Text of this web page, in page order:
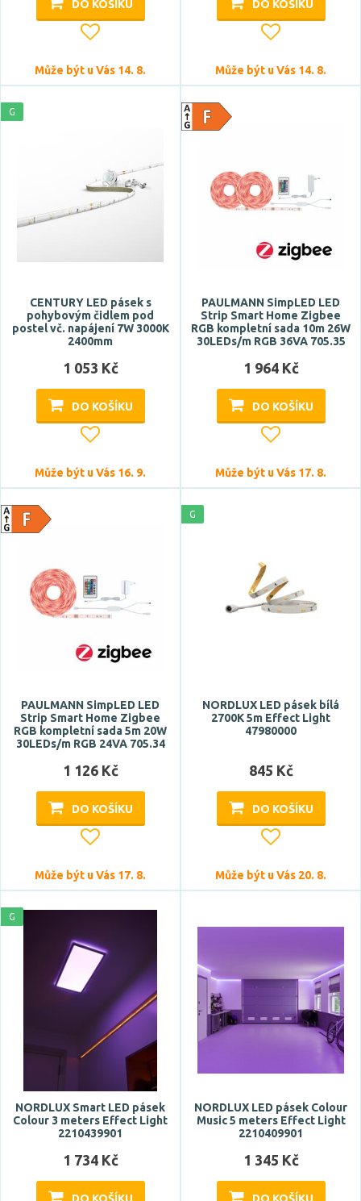
DO KOŠÍKU
Může být u Vás 14. 8.
DO KOŠÍKU
Může být u Vás 14. 8.
G
CENTURY LED pásek s
pohybovým čidlem pod
postel vč. napájení 7W 3000K
2400mm
1 053 Kč
DO KOŠÍKU
Může být u Vás 16. 9.
PAULMANN SimpLED LED
Strip Smart Home Zigbee
RGB kompletní sada 10m 26W
30LEDs/m RGB 36VA 705.35
1 964 Kč
DO KOŠÍKU
Může být u Vás 17. 8.
PAULMANN SimpLED LED
Strip Smart Home Zigbee
RGB kompletní sada 5m 20W
30LEDs/m RGB 24VA 705.34
1 126 Kč
DO KOŠÍKU
Může být u Vás 17. 8.
G
NORDLUX LED pásek bílá
2700K 5m Effect Light
47980000
845 Kč
DO KOŠÍKU
Může být u Vás 20. 8.
G
NORDLUX Smart LED pásek
Colour 3 meters Effect Light
2210439901
1 734 Kč
NORDLUX LED pásek Colour
Music 5 meters Effect Light
2210409901
1 345 Kč